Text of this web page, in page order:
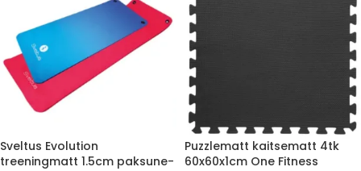
Sveltus Evolution
treeningmatt 1.5cm paksune-
Puzzlematt kaitsematt 4tk
60x60x1cm One Fitness